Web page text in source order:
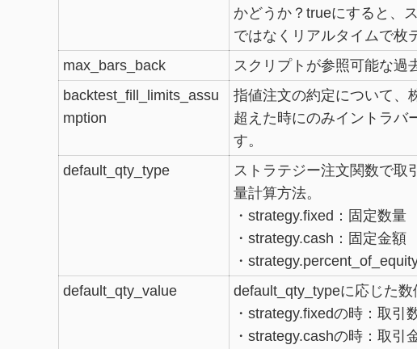
かどうか？trueにすると、
ではなくリアルタイムで枚
max_bars_back
スクリプトが参照可能な過
backtest_fill_limits_assu
mption
指値注文の約定について、
超えた時にのみイントラバ
す。
default_qty_type
ストラテジー注文関数で取
量計算方法。
・strategy.fixed：固定数量
・strategy.cash：固定金額
・
default_qty_value
default_qty_typeに応じた数
・strategy.fixedの時：取引
・strategy.cashの時：取引